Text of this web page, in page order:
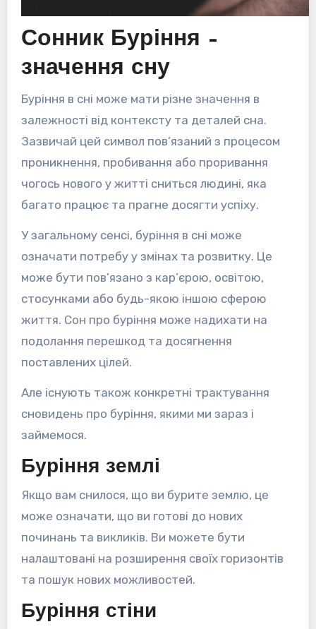
Сонник Буріння –
значення сну
Буріння в сні може мати різне значення в
залежності від контексту та деталей сна.
Зазвичай цей символ пов’язаний з процесом
проникнення, пробивання або проривання
чогось нового у житті сниться людині, яка
багато працює та прагне досягти успіху.
У загальному сенсі, буріння в сні може
означати потребу у змінах та розвитку. Це
може бути пов’язано з кар’єрою, освітою,
стосунками або будь-якою іншою сферою
життя. Сон про буріння може надихати на
подолання перешкод та досягнення
поставлених цілей.
Але існують також конкретні трактування
сновидень про буріння, якими ми зараз і
займемося.
Буріння землі
Якщо вам снилося, що ви бурите землю, це
може означати, що ви готові до нових
починань та викликів. Ви можете бути
налаштовані на розширення своїх горизонтів
та пошук нових можливостей.
Буріння стіни